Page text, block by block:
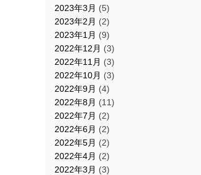
2023年3月 (5)
2023年2月 (2)
2023年1月 (9)
2022年12月 (3)
2022年11月 (3)
2022年10月 (3)
2022年9月 (4)
2022年8月 (11)
2022年7月 (2)
2022年6月 (2)
2022年5月 (2)
2022年4月 (2)
2022年3月 (3)